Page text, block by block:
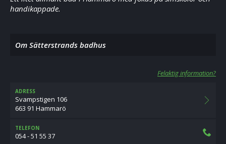
handikappade.
Om Sätterstrands badhus
Felaktig information?
ADRESS
Svampstigen 106
663 91 Hammarö
TELEFON
054 - 51 55 37